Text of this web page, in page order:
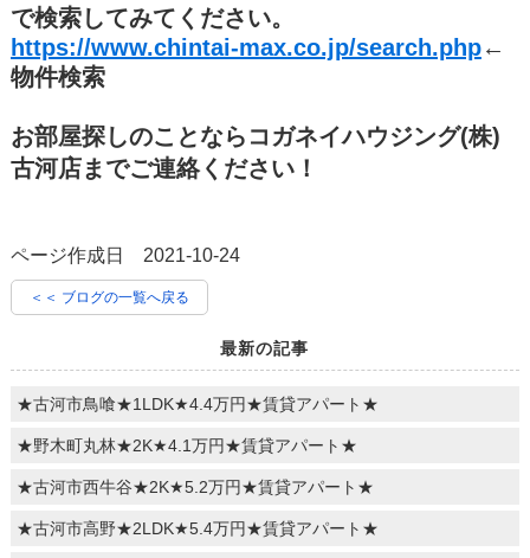
で検索してみてください。
https://www.chintai-max.co.jp/search.php←
物件検索
お部屋探しのことならコガネイハウジング(株)
古河店までご連絡ください！
ページ作成日 2021-10-24
＜＜ ブログの一覧へ戻る
最新の記事
★古河市鳥喰★1LDK★4.4万円★賃貸アパート★
★野木町丸林★2K★4.1万円★賃貸アパート★
★古河市西牛谷★2K★5.2万円★賃貸アパート★
★古河市高野★2LDK★5.4万円★賃貸アパート★